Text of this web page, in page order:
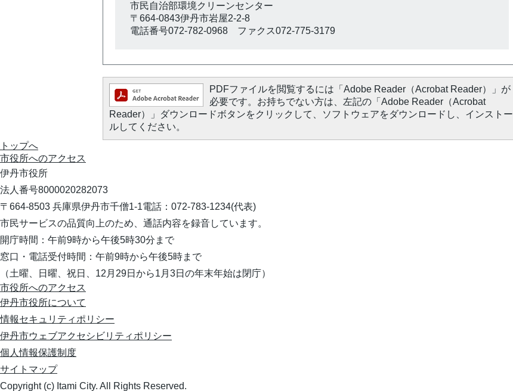
市民自治部環境クリーンセンター
〒664-0843伊丹市岩屋2-2-8
電話番号072-782-0968 ファクス072-775-3179
PDFファイルを閲覧するには「Adobe Reader（Acrobat Reader）」が
必要です。お持ちでない方は、左記の「Adobe Reader（Acrobat
Reader）」ダウンロードボタンをクリックして、ソフトウェアをダウンロードし、インストー
ルしてください。
トップへ
市役所へのアクセス
伊丹市役所
法人番号8000020282073
〒664-8503 兵庫県伊丹市千僧1-1電話：072-783-1234(代表)
市民サービスの品質向上のため、通話内容を録音しています。
開庁時間：午前9時から午後5時30分まで
窓口・電話受付時間：午前9時から午後5時まで
（土曜、日曜、祝日、12月29日から1月3日の年末年始は閉庁）
市役所へのアクセス
伊丹市役所について
情報セキュリティポリシー
伊丹市ウェブアクセシビリティポリシー
個人情報保護制度
サイトマップ
Copyright (c) Itami City. All Rights Reserved.